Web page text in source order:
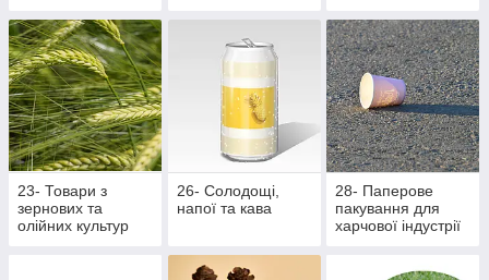
23- Товари з
зернових та
олійних культур
26- Солодощі,
напої та кава
28- Паперове
пакування для
харчової індустрії